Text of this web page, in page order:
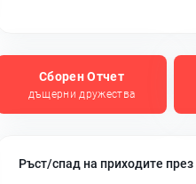
Сборен Отчет
дъщерни дружества
Ръст/спад на приходите през